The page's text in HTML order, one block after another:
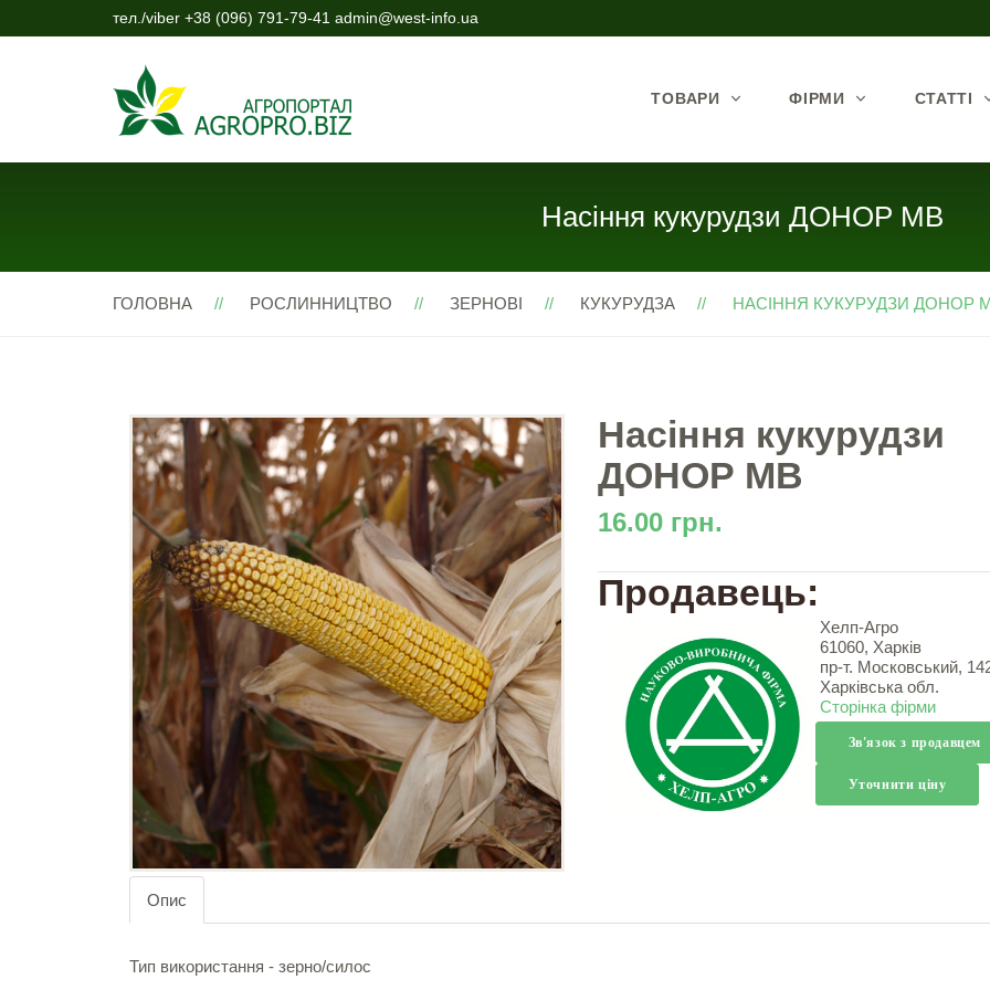
тел./viber +38 (096) 791-79-41 admin@west-info.ua
ТОВАРИ ФІРМИ СТАТТІ
Насіння кукурудзи ДОНОР МВ
ГОЛОВНА РОСЛИННИЦТВО ЗЕРНОВІ КУКУРУДЗА НАСІННЯ КУКУРУДЗИ ДОНОР
Насіння кукурудзи
ДОНОР МВ
16.00 грн.
Продавець:
Хелп-Агро
61060, Харків
пр-т. Московський,
Харківська обл.
Сторінка фірми
Зв'язок з продавцем
Уточнити ціну
Опис
Тип використання - зерно/силос